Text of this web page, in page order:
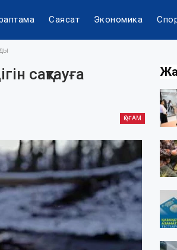
Саясат Экономика
сақтауға
ҚОҒАМ